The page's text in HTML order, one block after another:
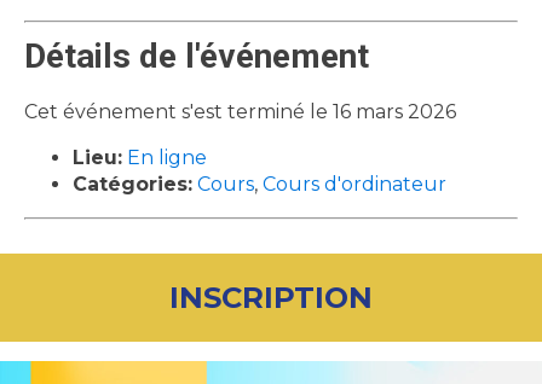
Détails de l'événement
Cet événement s'est terminé le 16 mars 2026
Lieu: En ligne
Catégories: Cours, Cours d'ordinateur
INSCRIPTION